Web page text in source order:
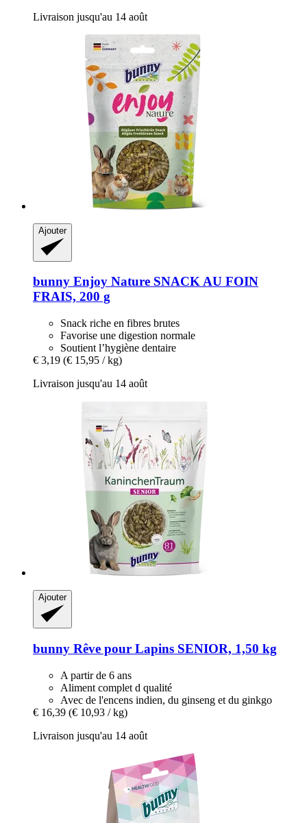
Livraison jusqu'au 14 août
Ajouter
bunny Enjoy Nature SNACK AU FOIN
FRAIS, 200 g
Snack riche en fibres brutes
Favorise une digestion normale
Soutient l’hygiène dentaire
€ 3,19 (€ 15,95 / kg)
Livraison jusqu'au 14 août
Ajouter
bunny Rêve pour Lapins SENIOR, 1,50 kg
A partir de 6 ans
Aliment complet d qualité
Avec de l'encens indien, du ginseng et du ginkgo
€ 16,39 (€ 10,93 / kg)
Livraison jusqu'au 14 août